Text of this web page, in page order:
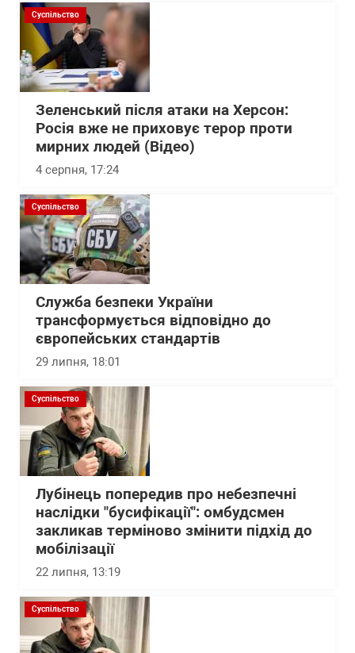
Суспільство
Зеленський після атаки на Херсон:
Росія вже не приховує терор проти
мирних людей (Відео)
4 серпня, 17:24
Суспільство
Служба безпеки України
трансформується відповідно до
європейських стандартів
29 липня, 18:01
Суспільство
Лубінець попередив про небезпечні
наслідки "бусифікації": омбудсмен
закликав терміново змінити підхід до
мобілізації
22 липня, 13:19
Суспільство